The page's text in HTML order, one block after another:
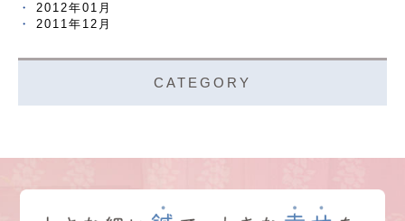
2012年01月
2011年12月
CATEGORY